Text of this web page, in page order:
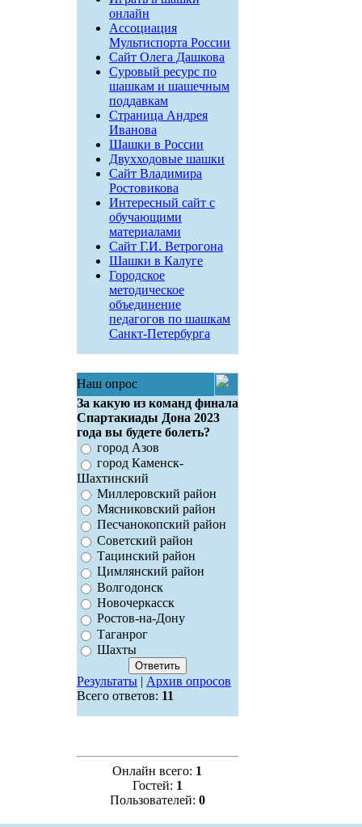
онлайн
Ассоциация
Мультиспорта России
Сайт Олега Дашкова
Суровый ресурс по
шашкам и шашечным
поддавкам
Страница Андрея
Иванова
Шашки в России
Двухходовые шашки
Сайт Владимира
Ростовикова
Интересный сайт с
обучающими
материалами
Сайт Г.И. Ветрогона
Шашки в Калуге
Городское
методическое
объединение
педагогов по шашкам
Санкт-Петербурга
Наш опрос
За какую из команд финала
Спартакиады Дона 2023
года вы будете болеть?
город Азов
город Каменск-
Шахтинский
Миллеровский район
Мясниковский район
Песчанокопский район
Советский район
Тацинский район
Цимлянский район
Волгодонск
Новочеркасск
Ростов-на-Дону
Таганрог
Шахты
Результаты| Архив опросов
Всего ответов: 11
Онлайн всего: 1
Гостей: 1
Пользователей: 0